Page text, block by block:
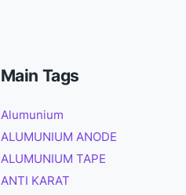
Main Tags
Alumunium
ALUMUNIUM ANODE
ALUMUNIUM TAPE
ANTI KARAT